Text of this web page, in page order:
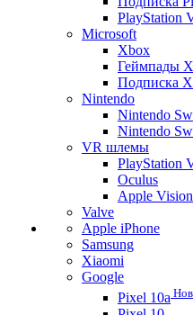
PlayStation
Microsoft
Xbox
Геймпады
Подписка
Nintendo
Nintendo
Nintendo
VR шлемы
PlayStation
Oculus
Apple
Valve
Apple iPhone
Samsung
Xiaomi
Google
Pixel 10a